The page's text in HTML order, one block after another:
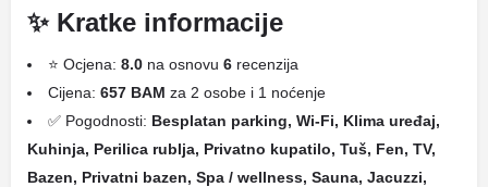
✨ Kratke informacije
⭐ Ocjena: 8.0 na osnovu 6 recenzija
Cijena: 657 BAM za 2 osobe i 1 noćenje
✅ Pogodnosti: Besplatan parking, Wi-Fi, Klima uređaj,
Kuhinja, Perilica rublja, Privatno kupatilo, Tuš, Fen, TV,
Bazen, Privatni bazen, Spa / wellness, Sauna, Jacuzzi,